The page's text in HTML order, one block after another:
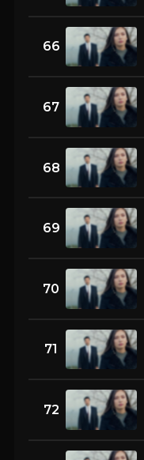
66
67
68
69
70
71
72